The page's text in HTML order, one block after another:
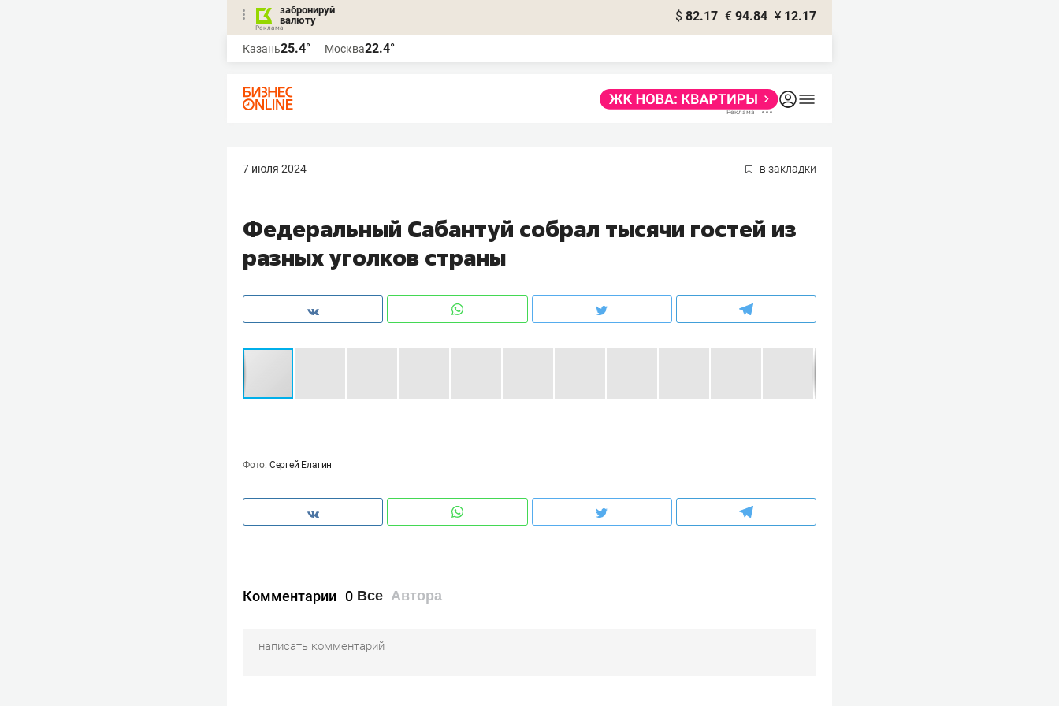
забронируй
валюту
$ 82.17 € 94.84 ¥ 12.17
Казань25.4° Москва22.4°
7 июля 2024 в закладки
Федеральный Сабантуй собрал тысячи гостей из
разных уголков страны
Фото: Сергей Елагин
Комментарии 0 Все Автора